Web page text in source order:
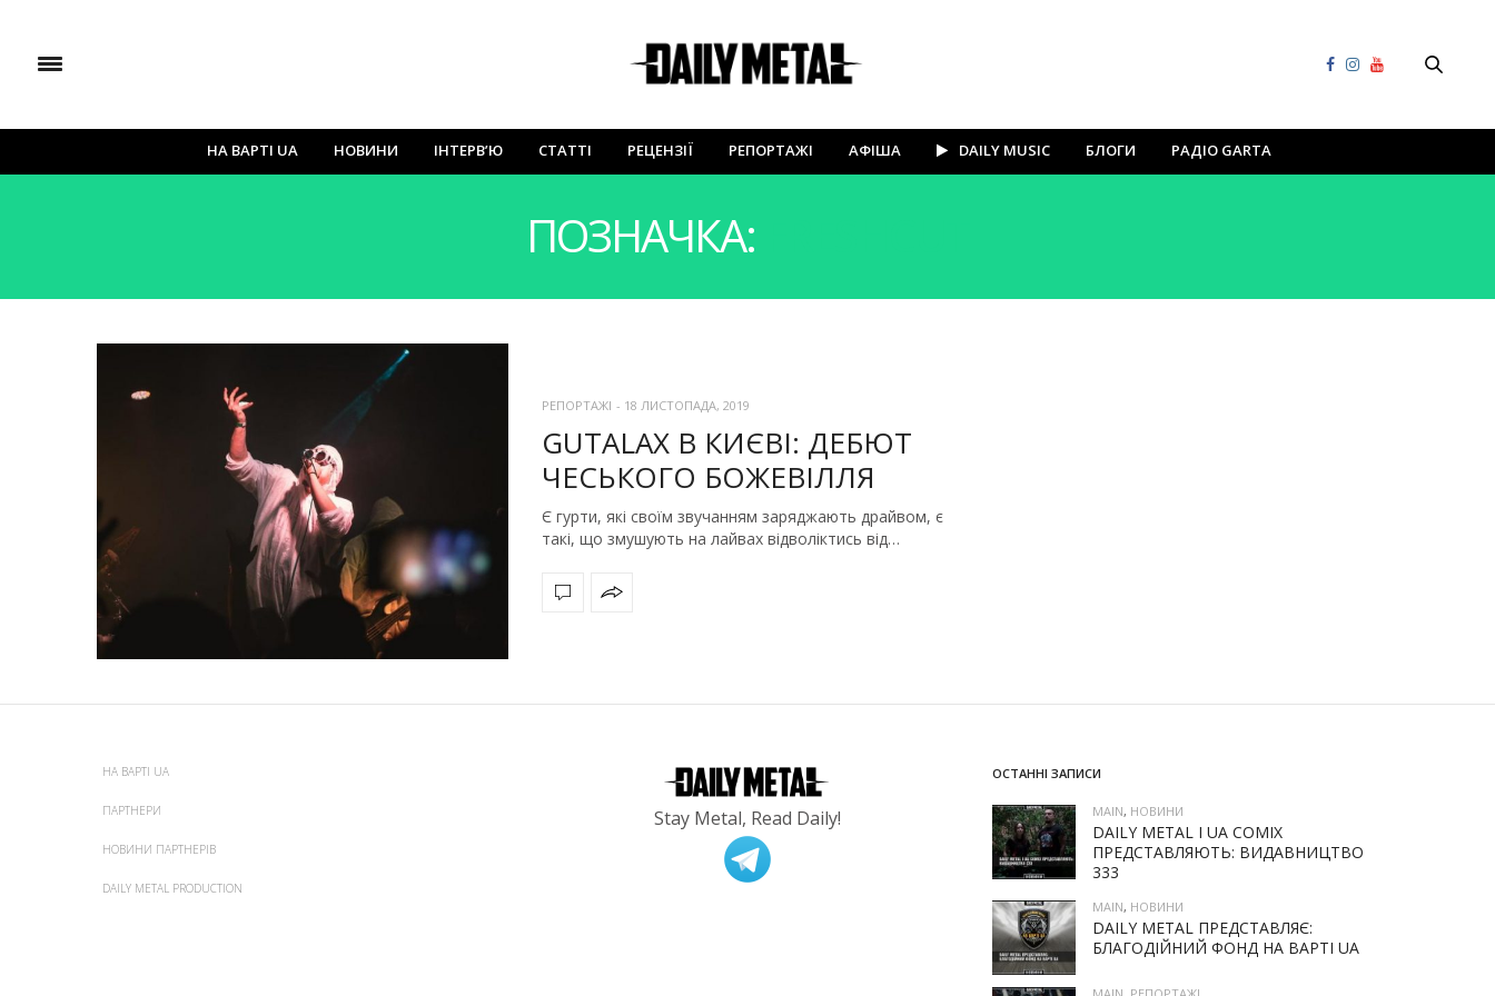
НА ВАРТІ UA НОВИНИ ІНТЕРВ’Ю СТАТТІ РЕЦЕНЗІЇ РЕПОРТАЖІ АФІША DAILY MUSIC БЛОГИ РАДІО GARTA
ПОЗНАЧКА:
РЕПОРТАЖІ - 18 ЛИСТОПАДА, 2019
GUTALAX В КИЄВІ: ДЕБЮТ
ЧЕСЬКОГО БОЖЕВІЛЛЯ
Є гурти, які своїм звучанням заряджають драйвом, є
такі, що змушують на лайвах відволіктись від…
НА ВАРТІ UA
ПАРТНЕРИ
НОВИНИ ПАРТНЕРІВ
DAILY METAL PRODUCTION
Stay Metal, Read Daily!
ОСТАННІ ЗАПИСИ
MAIN, НОВИНИ
DAILY METAL І UA COMIX
ПРЕДСТАВЛЯЮТЬ: ВИДАВНИЦТВО
333
MAIN, НОВИНИ
DAILY METAL ПРЕДСТАВЛЯЄ:
БЛАГОДІЙНИЙ ФОНД НА ВАРТІ UA